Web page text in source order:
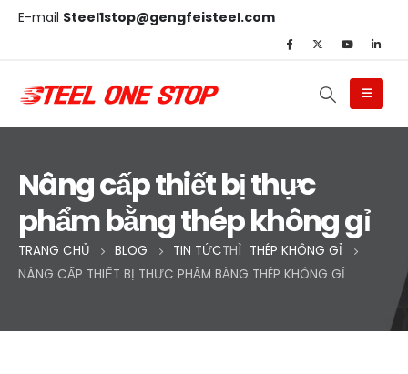
E-mail Steel1stop@gengfeisteel.com
Nâng cấp thiết bị thực
phẩm bằng thép không gỉ
TRANG CHỦ BLOG TIN TỨCTHÌ THÉP KHÔNG GỈ
NÂNG CẤP THIẾT BỊ THỰC PHẨM BẰNG THÉP KHÔNG GỈ